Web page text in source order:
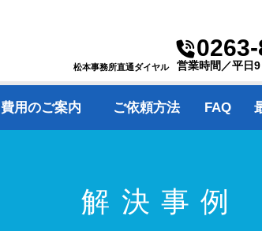
松本事務所直通ダイヤル 営業時間／平日
費用のご案内 ご依頼方法 FAQ
解決事例